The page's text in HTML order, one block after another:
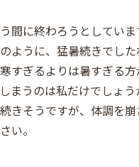
間に終わろうとしてい
ように、猛暑続きでし
すぎるよりは暑すぎる方
まうのは私だけでしょう
きそうですが、体調を
い。